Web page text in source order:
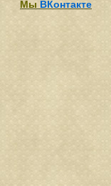
Мы ВКонтакте